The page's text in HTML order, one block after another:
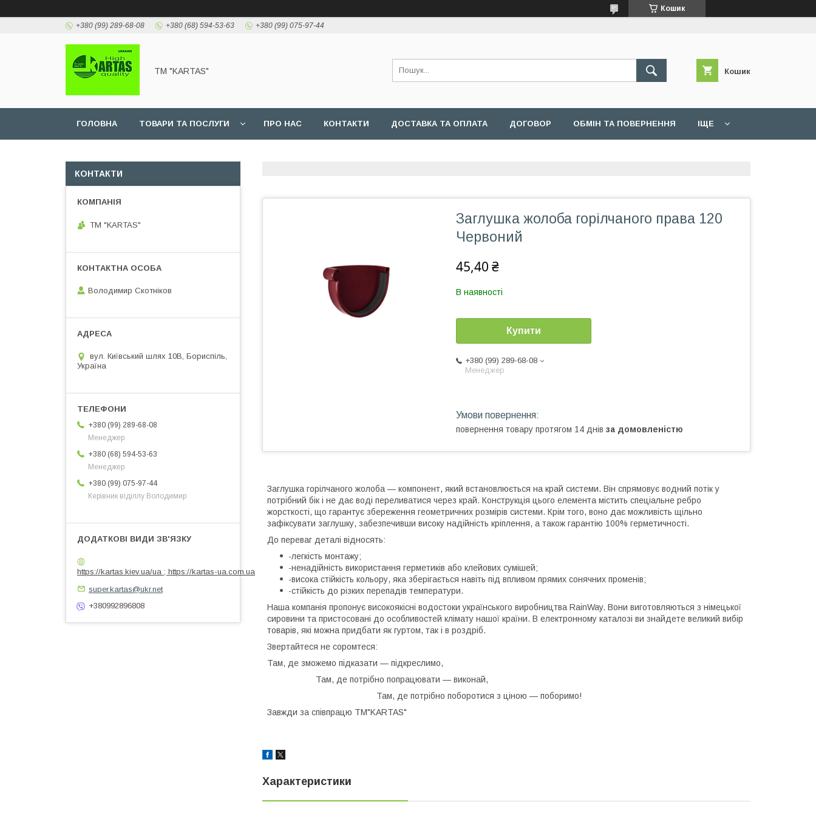
Кошик
+380 (99) 289-68-08 +380 (68) 594-53-63 +380 (99) 075-97-44
TM "KARTAS" Кошик
ГОЛОВНА ТОВАРИ ТА ПОСЛУГИ ПРО НАС КОНТАКТИ ДОСТАВКА ТА ОПЛАТА ДОГОВОР ОБМІН ТА ПОВЕРНЕННЯ ІЩЕ
Заглушка жолоба горілчаного права 120
Червоний
45,40 ₴
В наявності
Купити
+380 (99) 289-68-08
Менеджер
повернення товару протягом 14 днів за домовленістю
Заглушка горілчаного жолоба — компонент, який встановлюється на край системи. Він спрямовує водний потік у
потрібний бік і не дає воді переливатися через край. Конструкція цього елемента містить спеціальне ребро
жорсткості, що гарантує збереження геометричних розмірів системи. Крім того, воно дає можливість щільно
зафіксувати заглушку, забезпечивши високу надійність кріплення, а також гарантію 100% герметичності.
До переваг деталі відносять:
-легкість монтажу;
-ненадійність використання герметиків або клейових сумішей;
-висока стійкість кольору, яка зберігається навіть під впливом прямих сонячних променів;
-стійкість до різких перепадів температури.
Наша компанія пропонує високоякісні водостоки українського виробництва RainWay. Вони виготовляються з німецької
сировини та пристосовані до особливостей клімату нашої країни. В електронному каталозі ви знайдете великий вибір
товарів, які можна придбати як гуртом, так і в роздріб.
Звертайтеся не соромтеся:
Там, де зможемо підказати — підкреслимо,
Там, де потрібно попрацювати — виконай,
Там, де потрібно поборотися з ціною — поборимо!
Завжди за співпрацю TM"KARTAS"
Характеристики
КОНТАКТИ
TM "KARTAS"
Володимир Скотніков
вул. Київський шлях 10В, Бориспіль,
Україна
+380 (99) 289-68-08
Менеджер
+380 (68) 594-53-63
Менеджер
+380 (99) 075-97-44
Керівник віділлу Володимир
https://kartas.kiev.ua/ua ; https://kartas-ua.com.ua
super.kartas@ukr.net
+380992896808